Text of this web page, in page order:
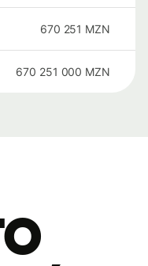
670 251 MZN
670 251 000 MZN